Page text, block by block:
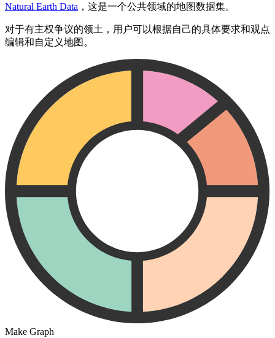
Natural Earth Data ，这是一个公共领域的地图数据集。
对于有主权争议的领土，用户可以根据自己的具体要求和观点
编辑和自定义地图。
Make Graph